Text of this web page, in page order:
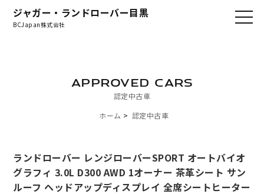
ジャガー・ランドローバー目黒
BCJapan株式会社
認定中古車
APPROVED CARS
ホーム 認定中古車
ランドローバー レンジローバーSPORT オートバイオ
グラフィ 3.0L D300 AWD 1オーナー 茶革シート サン
ルーフ ヘッドアップディスプレイ 全席シートヒーター